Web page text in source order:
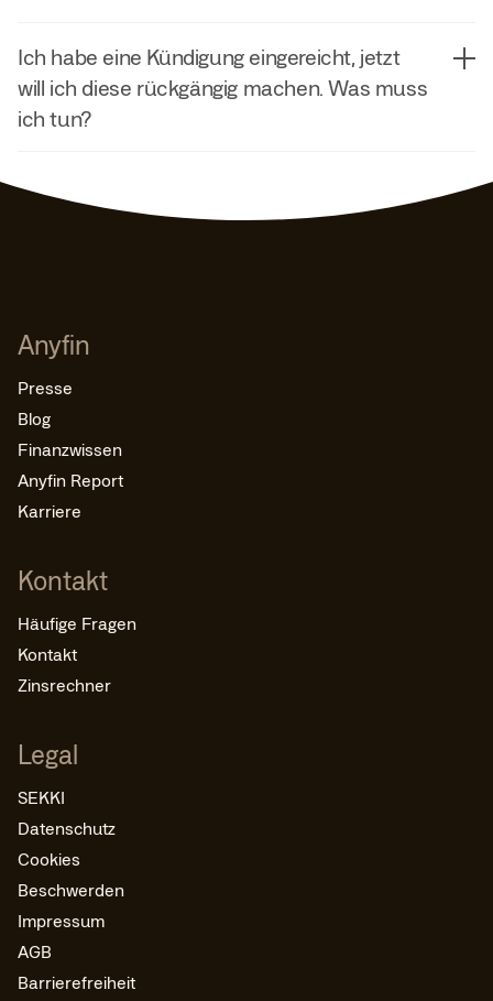
bekommen hast.
und nicht belastet ist, kannst du sie über Anyfin
kündigen.
Ich habe eine Kündigung eingereicht, jetzt
will ich diese rückgängig machen. Was muss
ich tun?
Kreditkartenanbieters, wenn du die Kündigung
rückgängig machen möchtest.
Anyfin
Presse
Blog
Finanzwissen
Anyfin Report
Karriere
Kontakt
Häufige Fragen
Kontakt
Zinsrechner
Legal
SEKKI
Datenschutz
Cookies
Beschwerden
Impressum
AGB
Barrierefreiheit